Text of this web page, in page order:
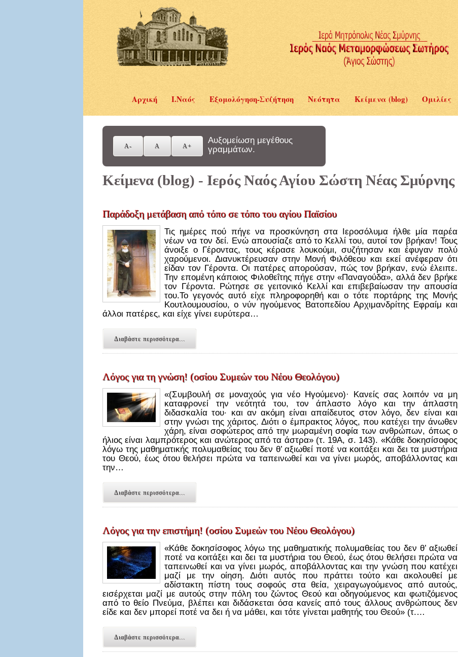
Αρχική Ι.Ναός Εξομολόγηση-Συζήτηση Νεότητα Κείμενα (blog) Ομιλίες
Αυξομείωση μεγέθους
γραμμάτων.
Κείμενα (blog) - Ιερός Ναός Αγίου Σώστη Νέας Σμύρνης
Παράδοξη μετάβαση από τόπο σε τόπο του αγίου Παϊσίου
Τις ημέρες πού πήγε να προσκύνηση στα Ιεροσόλυμα ήλθε μία παρέα
νέων να τον δεί. Ενώ απουσίαζε από το Κελλί του, αυτοί τον βρήκαν! Τους
άνοιξε ο Γέροντας, τους κέρασε λουκούμι, συζήτησαν και έφυγαν πολύ
χαρούμενοι. Διανυκτέρευσαν στην Μονή Φιλόθεου και εκεί ανέφεραν ότι
είδαν τον Γέροντα. Οι πατέρες απορούσαν, πώς τον βρήκαν, ενώ έλειπε.
Την επομένη κάποιος Φιλοθεΐτης πήγε στην «Παναγούδα», αλλά δεν βρήκε
τον Γέροντα. Ρώτησε σε γειτονικό Κελλί και επιβεβαίωσαν την απουσία
του.Το γεγονός αυτό είχε πληροφορηθή και ο τότε πορτάρης της Μονής
Κουτλουμουσίου, ο νύν ηγούμενος Βατοπεδίου Αρχιμανδρίτης Εφραίμ και
άλλοι πατέρες, και είχε γίνει ευρύτερα…
Διαβάστε περισσότερα...
Λόγος για τη γνώση! (οσίου Συμεών του Νέου Θεολόγου)
«(Συμβουλή σε μοναχούς για νέο Ηγούμενο)· Κανείς σας λοιπόν να μη
καταφρονεί την νεότητά του, τον άπλαστο λόγο και την άπλαστη
διδασκαλία του· και αν ακόμη είναι απαίδευτος στον λόγο, δεν είναι και
στην γνώσι της χάριτος. Διότι ο έμπρακτος λόγος, που κατέχει την άνωθεν
χάρη, είναι σοφώτερος από την μωραμένη σοφία των ανθρώπων, όπως ο
ήλιος είναι λαμπρότερος και ανώτερος από τα άστρα» (τ. 19Α, σ. 143). «Κάθε δοκησίσοφος
λόγω της μαθηματικής πολυμαθείας του δεν θ’ αξιωθεί ποτέ να κοιτάξει και δει τα μυστήρια
του Θεού, έως ότου θελήσει πρώτα να ταπεινωθεί και να γίνει μωρός, αποβάλλοντας και
την…
Διαβάστε περισσότερα...
Λόγος για την επιστήμη! (οσίου Συμεών του Νέου Θεολόγου)
«Κάθε δοκησίσοφος λόγω της μαθηματικής πολυμαθείας του δεν θ’ αξιωθεί
ποτέ να κοιτάξει και δει τα μυστήρια του Θεού, έως ότου θελήσει πρώτα να
ταπεινωθεί και να γίνει μωρός, αποβάλλοντας και την γνώση που κατέχει
μαζί με την οίηση. Διότι αυτός που πράττει τούτο και ακολουθεί με
αδίστακτη πίστη τους σοφούς στα θεία, χειραγωγούμενος από αυτούς,
εισέρχεται μαζί με αυτούς στην πόλη του ζώντος Θεού και οδηγούμενος και φωτιζόμενος
από το θείο Πνεύμα, βλέπει και διδάσκεται όσα κανείς από τους άλλους ανθρώπους δεν
είδε και δεν μπορεί ποτέ να δει ή να μάθει, και τότε γίνεται μαθητής του Θεού» (τ.…
Διαβάστε περισσότερα...